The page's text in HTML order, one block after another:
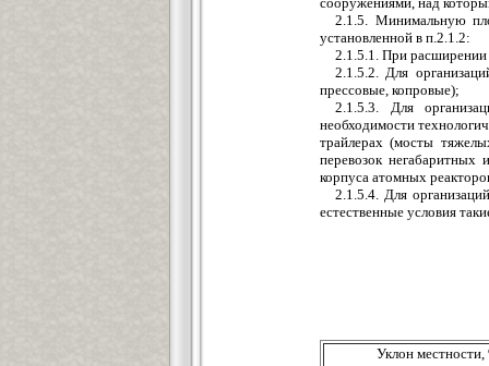
2.1.5. Минимальную
установленной в п.2.1.2:
2.1.5.1. При расширении
2.1.5.2. Для
прессовые, копровые);
2.1.5.3. Для
необходимости
трайлерах (мосты
перевозок
корпуса атомных
2.1.5.4. Для
естественные условия
Уклон местности,